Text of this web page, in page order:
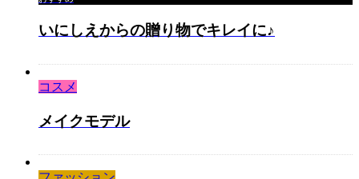
いにしえからの贈り物でキレイに♪
コスメ
メイクモデル